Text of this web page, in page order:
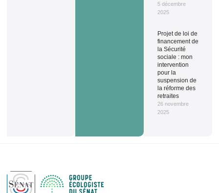
5 décembre
2025
Projet de loi de
financement de
la Sécurité
sociale : mon
intervention
pour la
suspension de
la réforme des
retraites
26 novembre
2025